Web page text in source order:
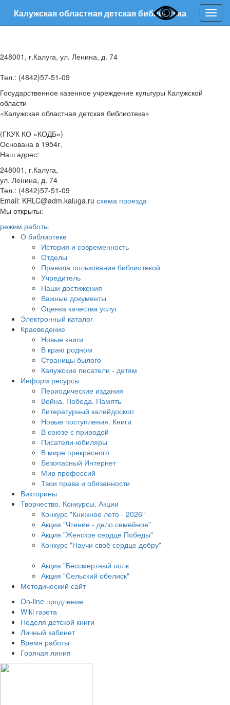
Калужская областная детская библиотека
248001, г.Калуга, ул. Ленина, д. 74
Тел.: (4842)57-51-09
Государственное казенное учреждение культуры Калужской
области
«Калужская областная детская библиотека»
(ГКУК КО «КОДБ»)
Основана в 1954г.
Наш адрес:
248001, г.Калуга,
ул. Ленина, д. 74
Тел.: (4842)57-51-09
Email: KRLC@adm.kaluga.ru схема проезда
Мы открыты:
режим работы
О библиотеке
История и современность
Отделы
Правила пользования библиотекой
Учредитель
Наши достижения
Важные документы
Оценка качества услуг
Электронный каталог
Краеведение
Новые книги
В краю родном
Страницы былого
Калужские писатели - детям
Информ ресурсы
Периодические издания
Война. Победа. Память
Литературный калейдоскоп
Новые поступления. Книги
В союзе с природой
Писатели-юбиляры
В мире прекрасного
Безопасный Интернет
Мир профессий
Твои права и обязанности
Викторины
Творчество. Конкурсы. Акции
Конкурс "Книжное лето - 2026"
Акция "Чтение - дело семейное"
Акция "Женское сердце Победы"
Конкурс "Научи своё сердце добру"
Акция "Бессмертный полк
Акция "Сельский обелиск"
Методический сайт
On-line продление
Wiki газета
Неделя детской книги
Личный кабинет
Время работы
Горячая линия